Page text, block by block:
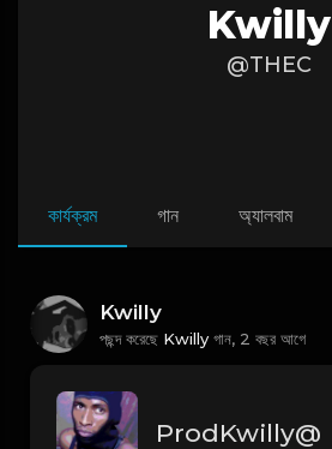
Kwilly
@THEC
কার্যক্রম গান অ্যালবাম
Kwilly
পছন্দ করেছে Kwilly গান, 2 বছর আগে
ProdKwilly@